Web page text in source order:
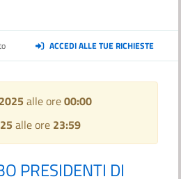
ACCEDI ALLE TUE RICHIESTE
alle ore00:00
alle ore 23:59
PRESIDENTI DI